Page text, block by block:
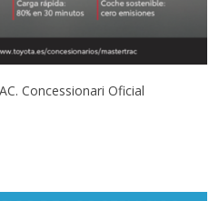
Concessionari Oficial